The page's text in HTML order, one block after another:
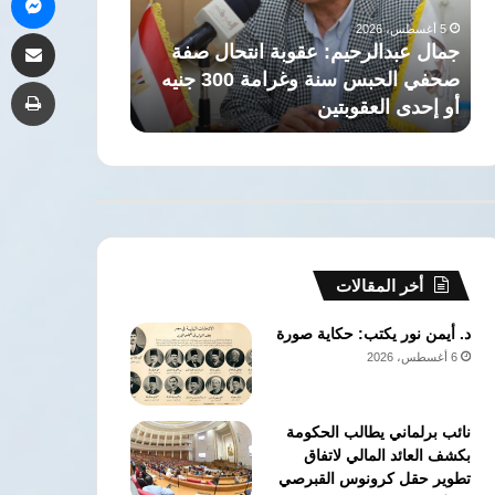
عقوبة انتحال صفة
صحفي الحبس سنة وغرامة 300 جنيه
أول
لرئيس
الوفد5 أغسطس، 2026
تعيين الإعلامي محمد شردي
أول لرئيس الوفد
أخر المقالات
د. أيمن نور يكتب: حكاية صورة
6 أغسطس، 2026
نائب برلماني يطالب الحكومة
بكشف العائد المالي لاتفاق
تطوير حقل كرونوس القبرصي